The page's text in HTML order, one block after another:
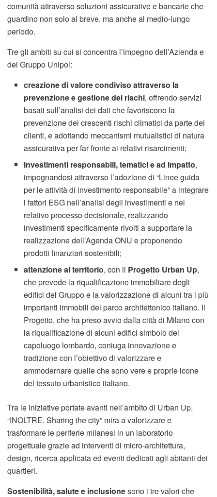
comunità attraverso soluzioni assicurative e bancarie che
guardino non solo al breve, ma anche al medio-lungo
periodo.
Tre gli ambiti su cui si concentra l’impegno dell’Azienda e
del Gruppo Unipol:
creazione di valore condiviso attraverso la
prevenzione e gestione dei rischi, offrendo servizi
basati sull’analisi dei dati che favoriscono la
prevenzione dei crescenti rischi climatici da parte dei
clienti, e adottando meccanismi mutualistici di natura
assicurativa per far fronte ai relativi risarcimenti;
investimenti responsabili, tematici e ad impatto,
impegnandosi attraverso l’adozione di “Linee guida
per le attività di investimento responsabile” a integrare
i fattori ESG nell’analisi degli investimenti e nel
relativo processo decisionale, realizzando
investimenti specificamente rivolti a supportare la
realizzazione dell’Agenda ONU e proponendo
prodotti finanziari sostenibili;
attenzione al territorio, con il Progetto Urban Up,
che prevede la riqualificazione immobiliare degli
edifici del Gruppo e la valorizzazione di alcuni tra i più
importanti immobili del parco architettonico italiano. Il
Progetto, che ha preso avvio dalla città di Milano con
la riqualificazione di alcuni edifici simbolo del
capoluogo lombardo, coniuga innovazione e
tradizione con l’obiettivo di valorizzare e
ammodernare quelle che sono vere e proprie icone
del tessuto urbanistico italiano.
Tra le iniziative portate avanti nell’ambito di Urban Up,
“INOLTRE. Sharing the city” mira a valorizzare e
trasformare le periferie milanesi in un laboratorio
progettuale grazie ad interventi di micro-architettura,
design, ricerca applicata ed eventi dedicati agli abitanti dei
quartieri.
Sostenibilità, salute e inclusionesono i tre valori che